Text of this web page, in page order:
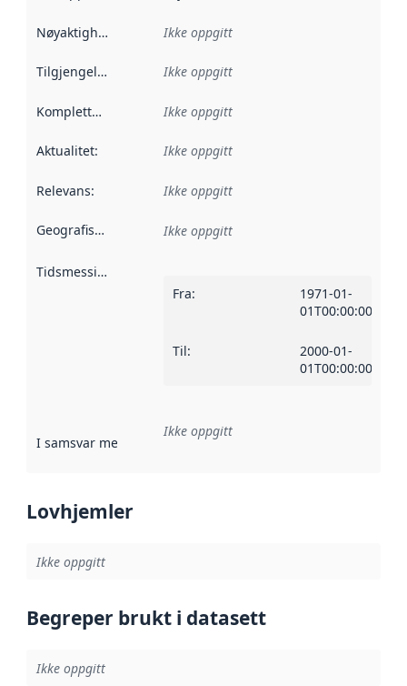
Nøyaktighet Ikke oppgitt
Tilgjengelighet Ikke oppgitt
Kompletthet Ikke oppgitt
Aktualitet: Ikke oppgitt
Relevans: Ikke oppgitt
Geografisk avgrensning :
Ikke oppgitt
Tidsmessig avgrensning
Fra:
1971-01-
01T00:00:00Z
Til:
2000-01-
01T00:00:00Z
I samsvar med Referanse til en implementasjonsregel
Ikke oppgitt
Lovhjemler
Ikke oppgitt
Begreper brukt i datasett
Ikke oppgitt